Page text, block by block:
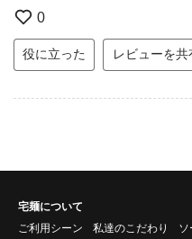
0
役に立った レビューを共
宅麺について
ご利用シーン
私達のこだわり ソ